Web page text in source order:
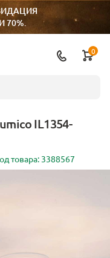
70%.
0
IL1354-
товара: 3388567